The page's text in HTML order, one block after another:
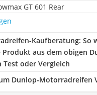
GT 601 Rear
Kaufberatung: So
Produkt aus dem obigen
oder Vergleich
Dunlop-Motorradreifen